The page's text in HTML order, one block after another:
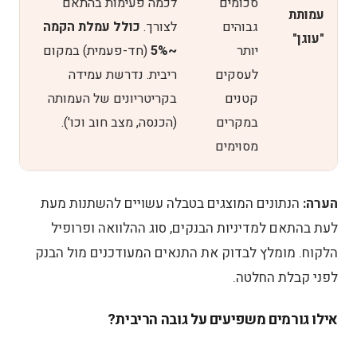
עמותת
"עוגן"
גבוהים
יותר
לעסקים
קטנים
במקרים
מסוימים
לצורך. כולל עמלת הקמה
~5%
(חד-פעמית) במקום
ריבית. נדרשת עמידה
בקריטריונים של העמותה
(הכנסה, מצב חוב וכו').
הערה: הנתונים המוצגים בטבלה עשויים להשתנות מעת
לעת בהתאם למדיניות הבנקים, סוג ההלוואה ופרופיל
הלקוח. מומלץ לבדוק את התנאים המעודכנים מול הבנק
לפני קבלת החלטה.
אילו גורמים משפיעים על גובה הריבית?